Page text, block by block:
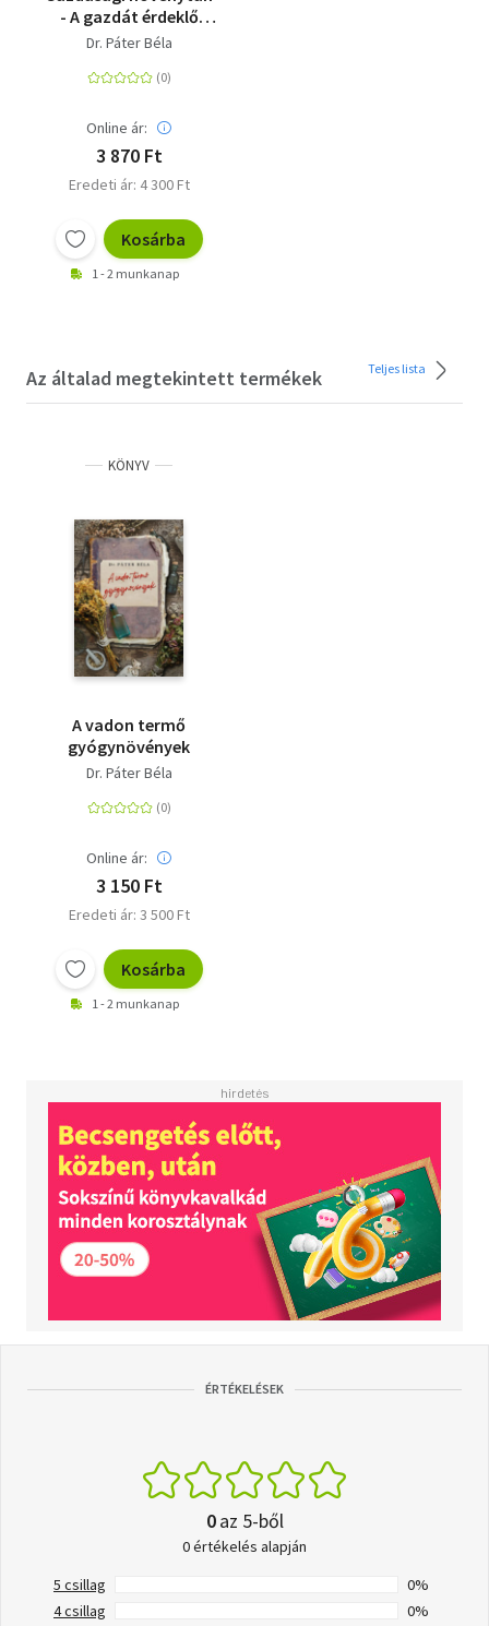
- A gazdát érdeklő
növények rendszeres
Dr. Páter Béla
Online ár:
3 870 Ft
Eredeti ár: 4 300 Ft
Kosárba
1 - 2 munkanap
Az általad megtekintett termékek Teljes lista
KÖNYV
A vadon termő
gyógynövények
Dr. Páter Béla
Online ár:
3 150 Ft
Eredeti ár: 3 500 Ft
Kosárba
1 - 2 munkanap
ÉRTÉKELÉSEK
0az 5-ből
0 értékelés alapján
5 csillag
0%
4 csillag
0%